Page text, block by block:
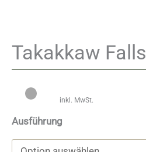
Takakkaw Falls
inkl. MwSt.
Ausführung